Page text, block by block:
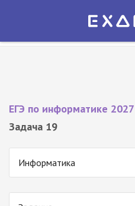
Экзамер — ЕГЭ 2027
ЕГЭ по информатике 2027
Задача 19
Информатика